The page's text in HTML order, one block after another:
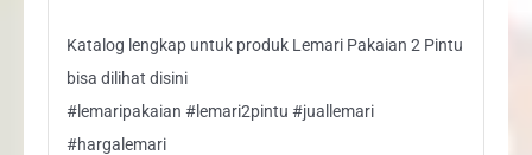
Katalog lengkap untuk produk Lemari Pakaian 2 Pintu
bisa dilihat disini
#lemaripakaian #lemari2pintu #juallemari
#hargalemari